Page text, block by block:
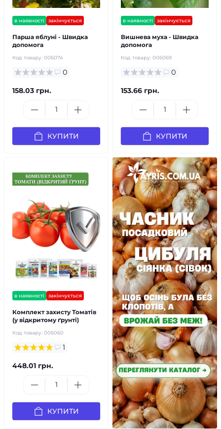
в наявності закінчується
Парша яблуні - Швидка
допомога
Код товару: 006074
0
158.03 грн.
КУПИТИ
в наявності закінчується
Вишнева муха - Швидка
допомога
Код товару: 006069
0
153.66 грн.
КУПИТИ
в наявності закінчується
Комплект захисту Томатів
(у відкритому ґрунті)
Код товару: 006060
1
448.01 грн.
КУПИТИ